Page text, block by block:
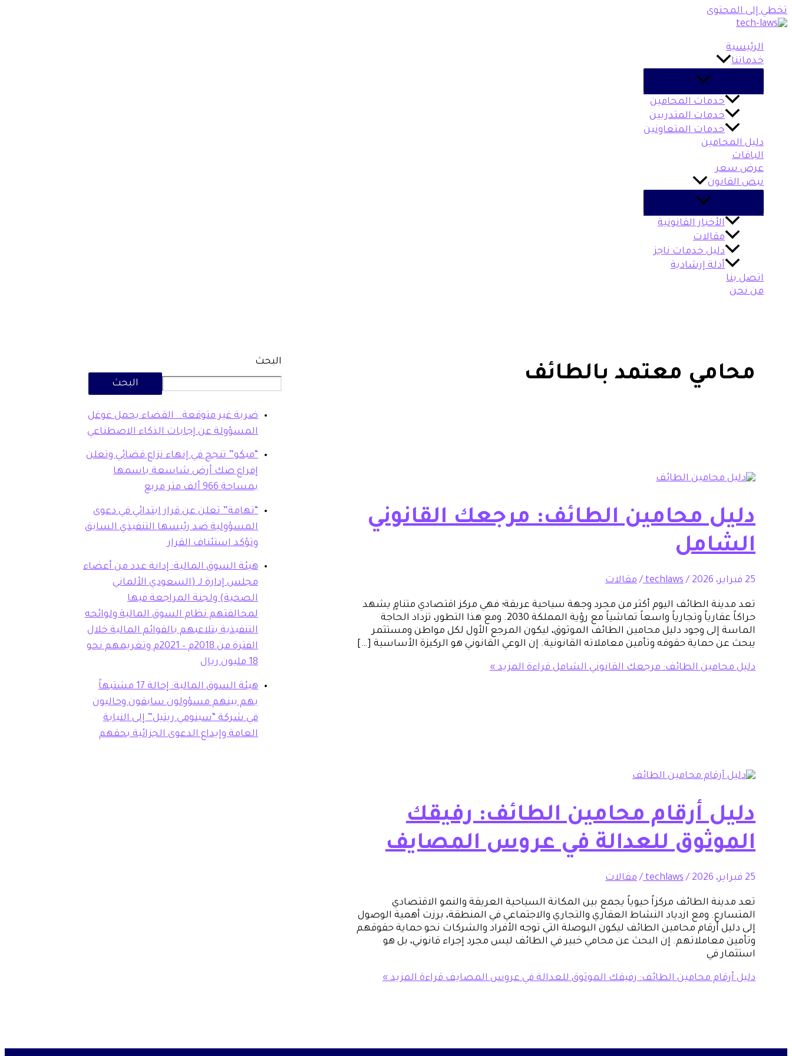
تخطي إلى المحتوى
الرئيسية
خدماتنا
خدمات المحامين
خدمات المتدربين
خدمات المتعاونين
دليل المحامين
الباقات
عرض سعر
نبض القانون
الأخبار القانونية
مقالات
دليل خدمات ناجز
أدلة إرشادية
اتصل بنا
من نحن
محامي معتمد بالطائف
دليل محامين الطائف: مرجعك القانوني
الشامل
25 فبراير، 2026 /
techlaws
/مقالات
تعد مدينة الطائف اليوم أكثر من مجرد وجهة سياحية عريقة؛ فهي مركز اقتصادي متنامٍ يشهد
حراكاً عقارياً وتجارياً واسعاً تماشياً مع رؤية المملكة 2030. ومع هذا التطور، تزداد الحاجة
الماسة إلى وجود دليل محامين الطائف الموثوق، ليكون المرجع الأول لكل مواطن ومستثمر
يبحث عن حماية حقوقه وتأمين معاملاته القانونية. إن الوعي القانوني هو الركيزة الأساسية […]
دليل محامين الطائف: مرجعك القانوني الشاملقراءة المزيد »
دليل أرقام محامين الطائف: رفيقك
الموثوق للعدالة في عروس المصايف
25 فبراير، 2026 /
techlaws
/مقالات
تعد مدينة الطائف مركزاً حيوياً يجمع بين المكانة السياحية العريقة والنمو الاقتصادي
المتسارع. ومع ازدياد النشاط العقاري والتجاري والاجتماعي في المنطقة، برزت أهمية الوصول
إلى دليل أرقام محامين الطائف ليكون البوصلة التي توجه الأفراد والشركات نحو حماية حقوقهم
وتأمين معاملاتهم. إن البحث عن محامي خبير في الطائف ليس مجرد إجراء قانوني، بل هو
استثمار في
دليل أرقام محامين الطائف: رفيقك الموثوق للعدالة في عروس المصايفقراءة المزيد »
البحث
البحث
ضربة غير متوقعة.. القضاء يحمل غوغل
المسؤولة عن إجابات الذكاء الاصطناعي
“مبكو” تنجح في إنهاء نزاع قضائي وتعلن
إفراغ صك أرض شاسعة باسمها
بمساحة 966 ألف متر مربع
“تهامة” تعلن عن قرار ابتدائي في دعوى
المسؤولية ضد رئيسها التنفيذي السابق
وتؤكد استئناف القرار
هيئة السوق المالية: إدانة عدد من أعضاء
مجلس إدارة لـ (السعودي الألماني
الصحية) ولجنة المراجعة فيها
لمخالفتهم نظام السوق المالية ولوائحه
التنفيذية بتلاعبهم بالقوائم المالية خلال
الفترة من 2018م – 2021م وتغريمهم نحو
18 مليون ريال
هيئة السوق المالية: إحالة 17 مشتبهاً
بهم بينهم مسؤولون سابقون وحاليون
في شركة “سينومي ريتيل” إلى النيابة
العامة وإيداع الدعوى الجزائية بحقهم